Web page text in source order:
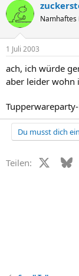
1 Juli 2003
ach, ich würde
aber leider wohn
Du musst dich
Teilen: X